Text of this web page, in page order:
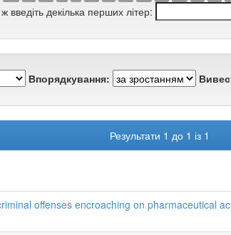
введіть декілька перших літер:
Впорядкування:
Результати 1 до 1 із 1
offenses encroaching on pharmaceutical